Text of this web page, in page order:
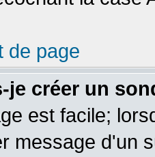
de page
je créer un
est facile;
message d'un